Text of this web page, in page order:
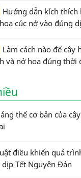
Hướng dẫn kích thích
cúc nở vào đúng
Làm cách nào để cây
và nở hoa đúng thời
thế cơ bản của
điều khiển quá
Tết Nguyên Đán